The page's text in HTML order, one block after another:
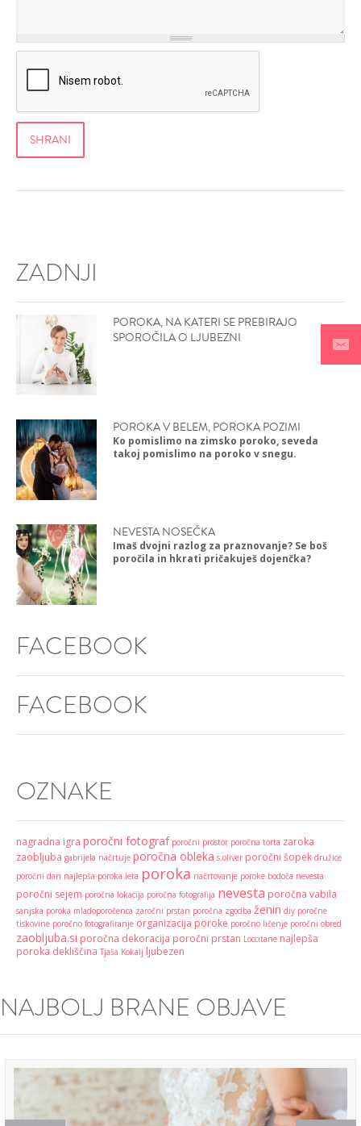
ZADNJI
POROKA, NA KATERI SE PREBIRAJO
SPOROČILA O LJUBEZNI
POROKA V BELEM, POROKA POZIMI
Ko pomislimo na zimsko poroko, seveda
takoj pomislimo na poroko v snegu.
NEVESTA NOSEČKA
Imaš dvojni razlog za praznovanje? Se boš
poročila in hkrati pričakuješ dojenčka?
FACEBOOK
FACEBOOK
OZNAKE
nagradna igra poročni fotograf poročni prostor poročna torta zaroka
zaobljuba gabrijela načrtuje poročna obleka s.oliver poročni šopek družice
poročni dan najlepša poroka leta poroka načrtovanje poroke bodoča nevesta
poročni sejem poročna lokacija poročna fotografija nevesta poročna vabila
sanjska poroka mladoporočenca zaročni prstan poročna zgodba ženin diy poročne
tiskovine poročno fotografiranje organizacija poroke poročno ličenje poročni obred
zaobljuba.si poročna dekoracija poročni prstan Loccitane najlepša
poroka dekliščina Tjaša Kokalj ljubezen
NAJBOLJ BRANE OBJAVE